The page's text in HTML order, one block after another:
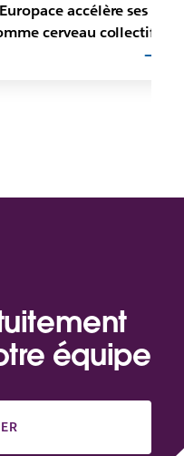
accélère ses
cerveau collectif
équipe